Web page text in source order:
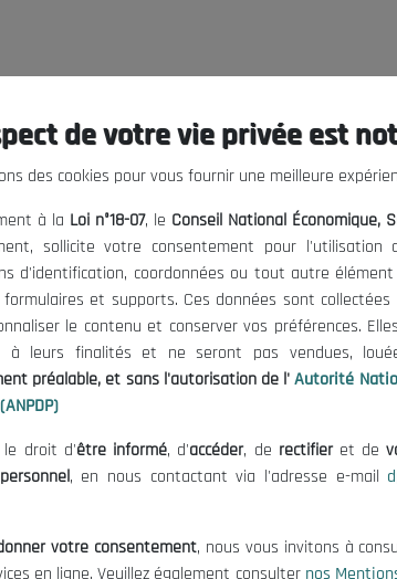
Informations
Mentions Légales
Conditions d'Utilisation
Politique de Protection
Politique des Cookies
© 2026 Conseil
de votre vie privée est
des cookies pour vous fournir une meilleure
à la Loi n°18-07, le Conseil National Économique,
sollicite votre consentement pour l'utilisation
d'identification, coordonnées ou tout autre
formulaires et supports. Ces données sont
le contenu et conserver vos préférences.
à leurs finalités et ne seront pas vendues,
préalable, et sans l'autorisation de l' Autorité
le droit d'être informé, d'accéder, de rectifieret de
, en nous contactant via l'adresse e-mail
votre consentement, nous vous invitons à
en ligne. Veuillez également consulter nos